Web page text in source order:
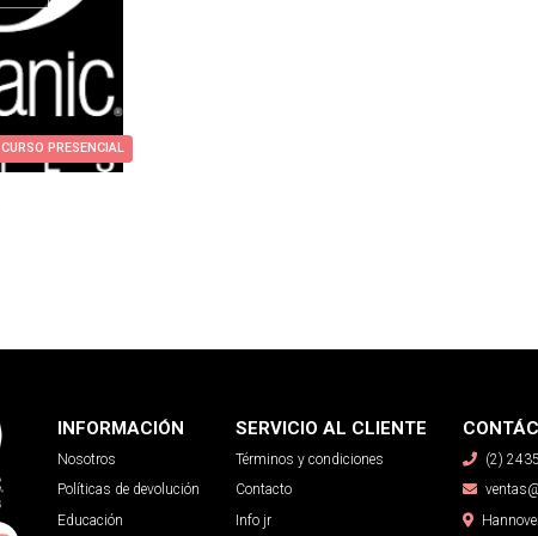
CURSO PRESENCIAL
INFORMACIÓN
Nosotros
Políticas de devolución
Educación
SERVICIO AL CLIENTE
Términos y condiciones
Contacto
Info jr
(2)